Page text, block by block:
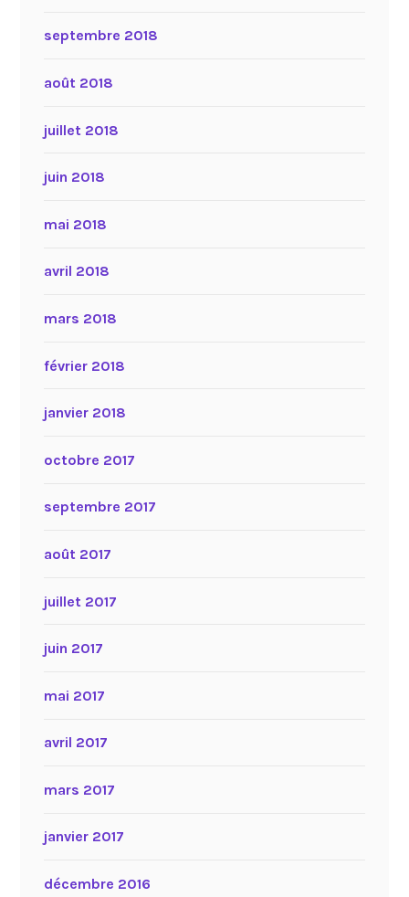
septembre 2018
août 2018
juillet 2018
juin 2018
mai 2018
avril 2018
mars 2018
février 2018
janvier 2018
octobre 2017
septembre 2017
août 2017
juillet 2017
juin 2017
mai 2017
avril 2017
mars 2017
janvier 2017
décembre 2016